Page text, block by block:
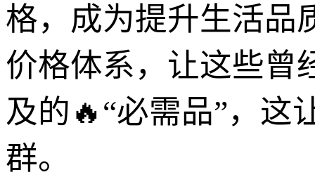
格，成为提升生活品
价格体系，让这些曾
及的🔥“必需品”，这
群。